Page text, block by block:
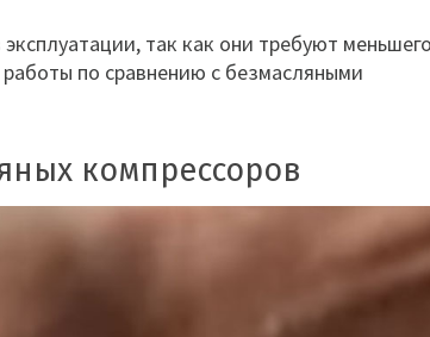
так как они требуют
по сравнению с безмасляными
компрессоров